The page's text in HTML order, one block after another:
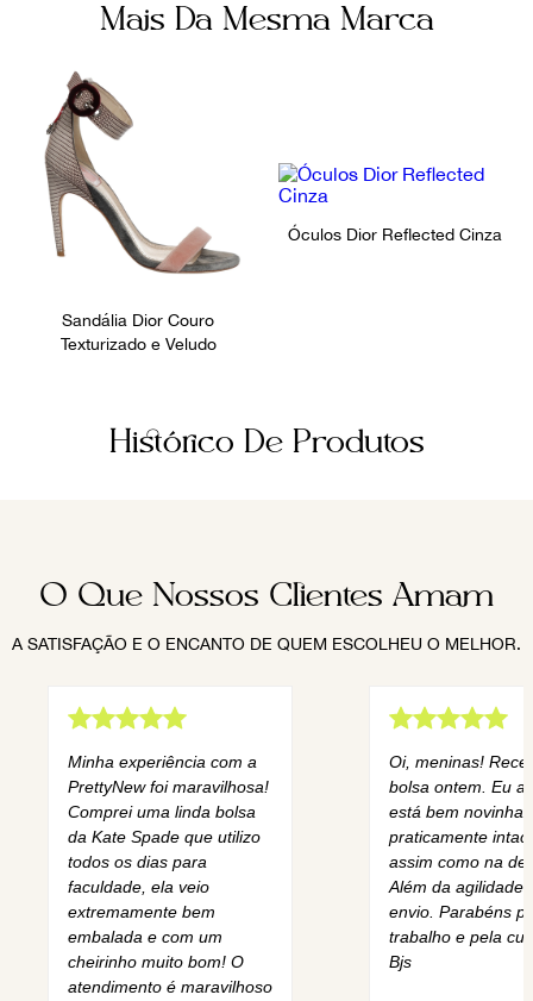
Mais Da Mesma Marca
Sandália Dior Couro
Texturizado e Veludo
Óculos Dior Reflected Cinza
Histórico De Produtos
O Que Nossos Clientes Amam
A SATISFAÇÃO E O ENCANTO DE QUEM ESCOLHEU O MELHOR.
Minha experiência com a
PrettyNew foi maravilhosa!
Comprei uma linda bolsa
da Kate Spade que utilizo
todos os dias para
faculdade, ela veio
extremamente bem
embalada e com um
cheirinho muito bom! O
atendimento é maravilhoso
Oi, meninas!
bolsa ontem. Eu
está bem novinha,
praticamente
assim como na
Além da agilidade
envio. Parabéns
trabalho e pela
Bjs